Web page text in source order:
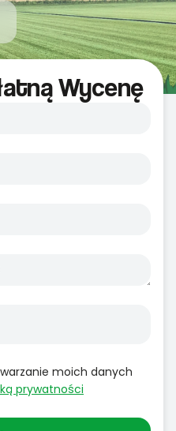
Wycenę
moich danych
prywatności